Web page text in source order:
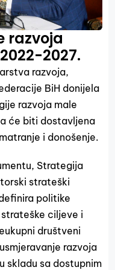
razvoja
2027.
razvoja,
BiH donijela
razvoja male
će biti dostavljena
i donošenje.
Strategija
strateški
politike
ciljeve i
društveni
razvoja
skladu sa dostupnim